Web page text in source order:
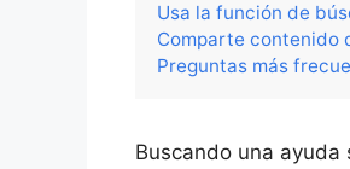
Usa la función de
Comparte contenido
Preguntas más
Buscando una